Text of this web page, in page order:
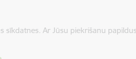
Ar Jūsu piekrišanu